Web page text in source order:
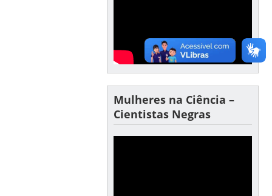
Mulheres na Ciência –
Cientistas Negras